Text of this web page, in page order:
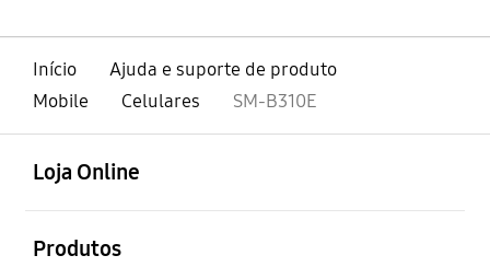
Início
Ajuda e suporte de produto
Mobile
Celulares SM-B310E
Loja Online
Produtos